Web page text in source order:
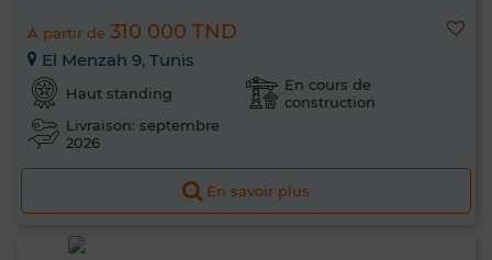
À partir de 310 000 TND
El Menzah 9, Tunis
Haut standing
En cours de
construction
Livraison: septembre
2026
En savoir plus